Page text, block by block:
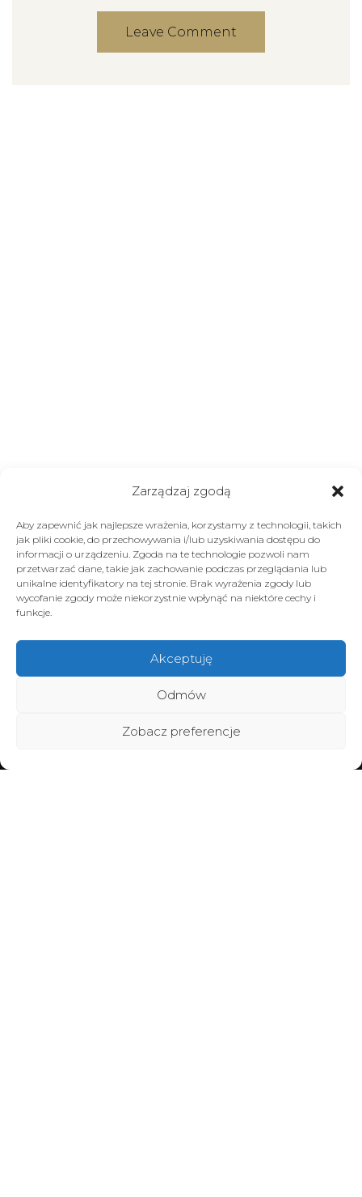
Zarządzaj zgodą
Aby zapewnić jak najlepsze wrażenia, korzystamy z technologii, takich
jak pliki cookie, do przechowywania i/lub uzyskiwania dostępu do
informacji o urządzeniu. Zgoda na te technologie pozwoli nam
przetwarzać dane, takie jak zachowanie podczas przeglądania lub
unikalne identyfikatory na tej stronie. Brak wyrażenia zgody lub
wycofanie zgody może niekorzystnie wpłynąć na niektóre cechy i
funkcje.
Akceptuję
Odmów
Zobacz preferencje